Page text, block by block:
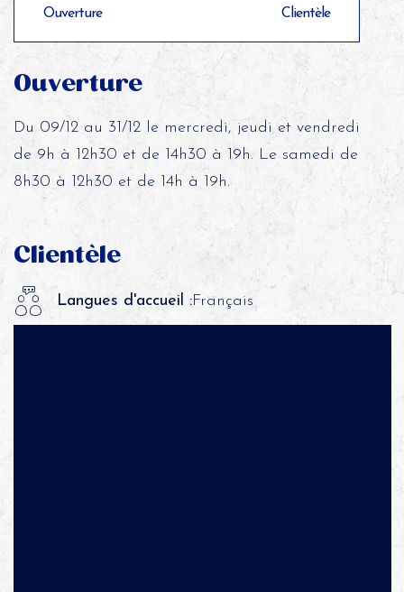
Ouverture Clientèle
Ouverture
Du 09/12 au 31/12 le mercredi, jeudi et vendredi
de 9h à 12h30 et de 14h30 à 19h. Le samedi de
8h30 à 12h30 et de 14h à 19h.
Clientèle
Langues d'accueil :Français